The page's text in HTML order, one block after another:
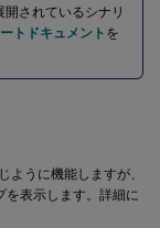
されているシナリ
トドキュメント を
ように機能しますが、
を表示します。詳細に